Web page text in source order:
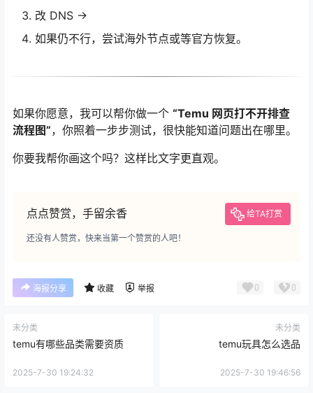
改 DNS →
如果仍不行，尝试海外节点或等官方恢复。
如果你愿意，我可以帮你做一个 “Temu 网页打不开排查
流程图”，你照着一步步测试，很快能知道问题出在哪里。
你要我帮你画这个吗？这样比文字更直观。
点点赞赏，手留余香 给TA打赏
还没有人赞赏，快来当第一个赞赏的人吧！
海报分享 收藏 举报 0 0
未分类
temu有哪些品类需要资质
2025-7-30 19:24:32
未分类
temu玩具怎么选品
2025-7-30 19:46:56